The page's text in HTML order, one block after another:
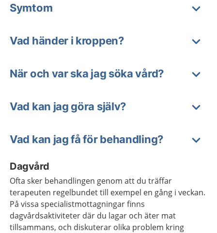
Symtom
Vad händer i kroppen?
När och var ska jag söka vård?
Vad kan jag göra själv?
Vad kan jag få för behandling?
Dagvård
Ofta sker behandlingen genom att du träffar
terapeuten regelbundet till exempel en gång i veckan.
På vissa specialistmottagningar finns
dagvårdsaktiviteter där du lagar och äter mat
tillsammans, och diskuterar olika problem kring